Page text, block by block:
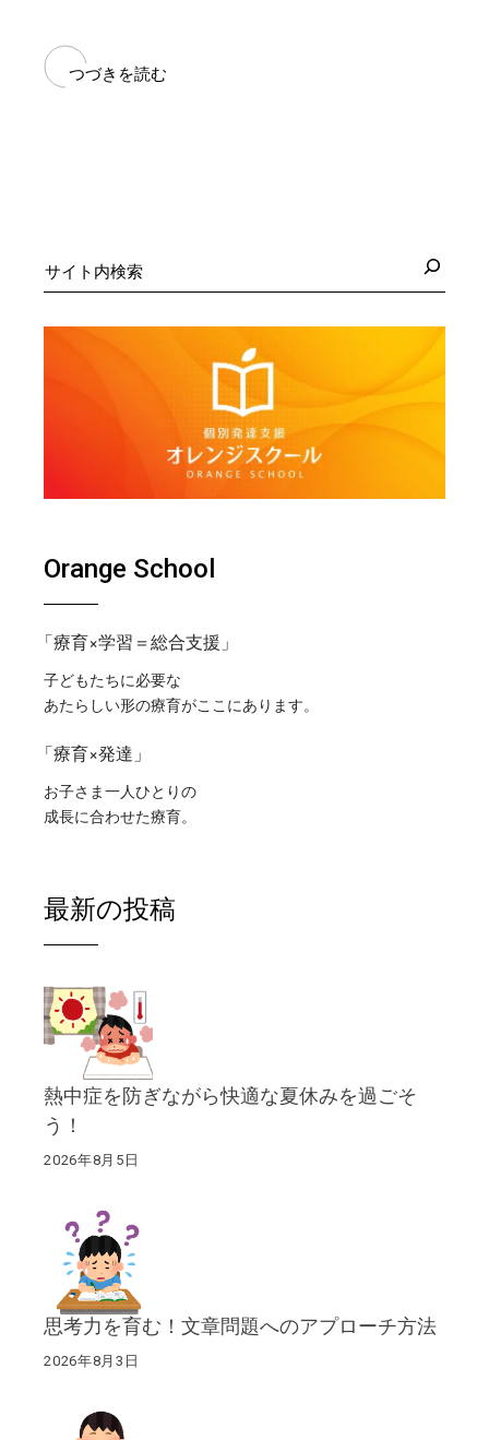
つづきを読む
索
Orange School
「療育×学習＝総合支援」
子どもたちに必要な
あたらしい形の療育がここにあります。
「療育×発達」
お子さま一人ひとりの
成長に合わせた療育。
最新の投稿
熱中症を防ぎながら快適な夏休みを過ごそ
う！
2026年8月5日
思考力を育む！文章問題へのアプローチ方法
2026年8月3日